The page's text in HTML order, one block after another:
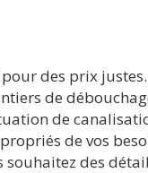
des prix
de
de
de vos
des